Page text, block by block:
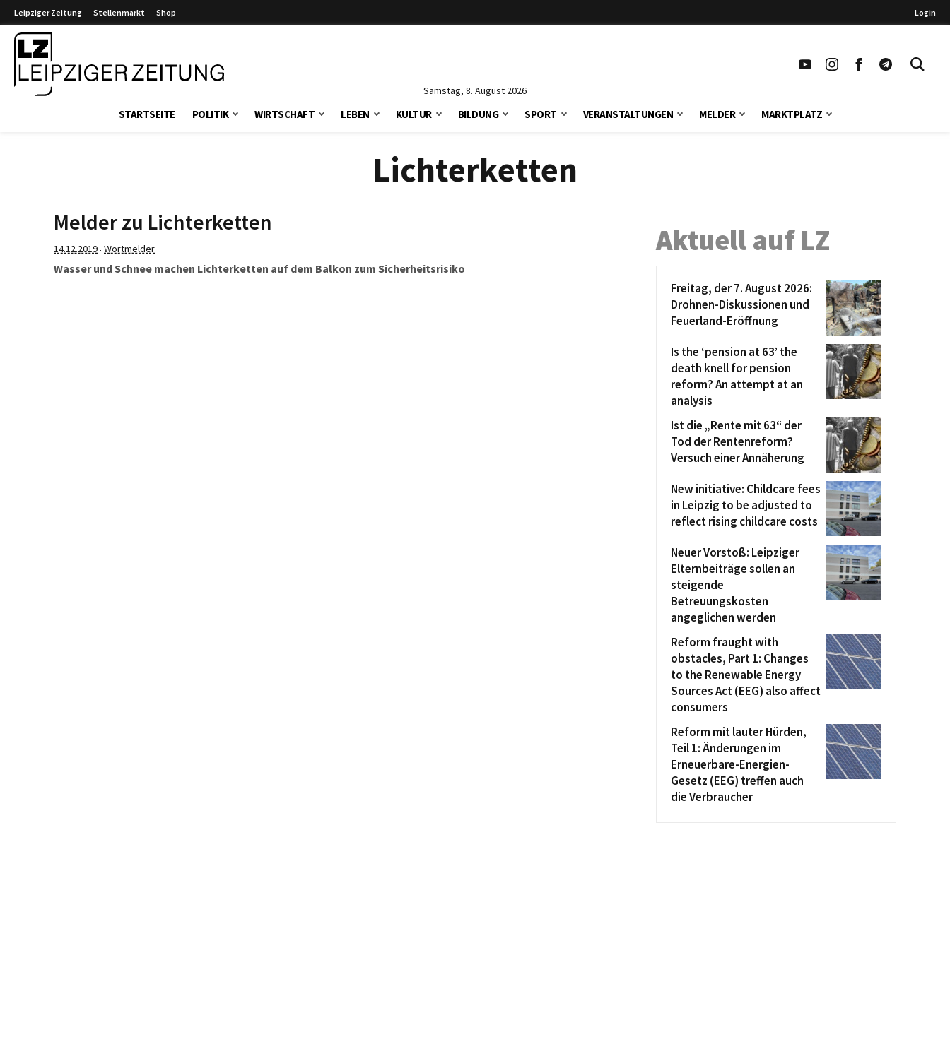
Leipziger Zeitung Stellenmarkt Shop Login
Samstag, 8. August 2026
STARTSEITE POLITIK WIRTSCHAFT LEBEN KULTUR BILDUNG SPORT VERANSTALTUNGEN MELDER MARKTPLATZ
Lichterketten
Melder zu Lichterketten
14.12.2019· Wortmelder
Wasser und Schnee machen Lichterketten auf dem Balkon zum Sicherheitsrisiko
Aktuell auf LZ
Freitag, der 7. August 2026:
Drohnen-Diskussionen und
Feuerland-Eröffnung
Is the ‘pension at 63’ the
death knell for pension
reform? An attempt at an
analysis
Ist die „Rente mit 63“ der
Tod der Rentenreform?
Versuch einer Annäherung
New initiative: Childcare fees
in Leipzig to be adjusted to
reflect rising childcare costs
Neuer Vorstoß: Leipziger
Elternbeiträge sollen an
steigende
Betreuungskosten
angeglichen werden
Reform fraught with
obstacles, Part 1: Changes
to the Renewable Energy
Sources Act (EEG) also affect
consumers
Reform mit lauter Hürden,
Teil 1: Änderungen im
Erneuerbare-Energien-
Gesetz (EEG) treffen auch
die Verbraucher